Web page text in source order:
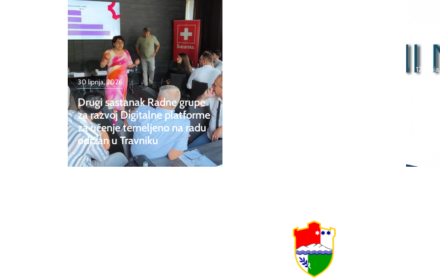
30 lipnja, 2026
Drugi sastanak Radne grupe
za razvoj Digitalne platforme
za učenje temeljeno na radu
održan u Travniku
12